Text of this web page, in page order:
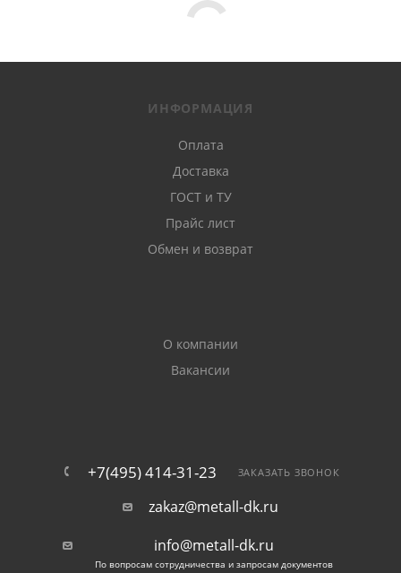
ИНФОРМАЦИЯ
Оплата
Доставка
ГОСТ и ТУ
Прайс лист
Обмен и возврат
О компании
Вакансии
+7(495) 414-31-23 ЗАКАЗАТЬ ЗВОНОК
zakaz@metall-dk.ru
info@metall-dk.ru
По вопросам сотрудничества и запросам документов